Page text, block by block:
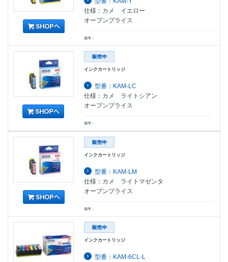
仕様：カメ イエロー
オープンプライス
備考：
インクカートリッジ
型番：KAM-LC
仕様：カメ ライトシアン
オープンプライス
備考：
インクカートリッジ
型番：KAM-LM
仕様：カメ ライトマゼンタ
オープンプライス
備考：
インクカートリッジ
型番：KAM-6CL-L